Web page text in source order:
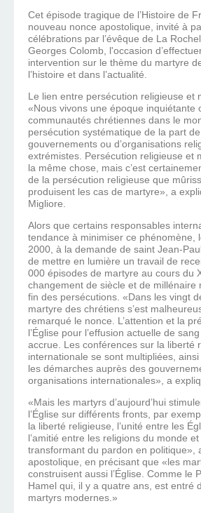
Cet épisode tragique de l’Histoire de
nouveau nonce apostolique, invité à
célébrations par l’évêque de La
Georges Colomb, l'occasion
intervention sur le thème du martyre
l’histoire et dans l’actualité.
Le lien entre persécution religieuse et
«Nous vivons une époque inquiétante
communautés chrétiennes dans le
persécution systématique de la part
gouvernements ou d’organisations
extrémistes. Persécution religieuse et
la même chose, mais c’est
de la persécution religieuse que
produisent les cas de martyre», a
Migliore.
Alors que certains responsables
tendance à minimiser ce phénomène,
2000, à la demande de saint Jean-
de mettre en lumière un travail de
000 épisodes de martyre au cours du
changement de siècle et de millénaire
fin des persécutions. «Dans les vingt
martyre des chrétiens s’est
remarqué le nonce. L’attention et la
l’Église pour l’effusion actuelle de
accrue. Les conférences sur la liberté
internationale se sont multipliées,
les démarches auprès des
organisations internationales», a
«Mais les martyrs d’aujourd’hui
l’Église sur différents fronts, par
la liberté religieuse, l’unité entre les
l’amitié entre les religions du monde
transformant du pardon en politique»,
apostolique, en précisant que «les
construisent aussi l’Église. Comme le
Hamel qui, il y a quatre ans, est entré
martyrs modernes.»